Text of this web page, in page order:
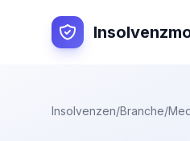
Insolvenzen/Branche/